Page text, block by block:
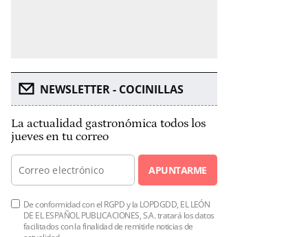
NEWSLETTER - COCINILLAS
La actualidad gastronómica todos los
jueves en tu correo
APUNTARME
De conformidad con el RGPD y la LOPDGDD, EL LEÓN
DE EL ESPAÑOL PUBLICACIONES, S.A. tratará los datos
facilitados con la finalidad de remitirle noticias de